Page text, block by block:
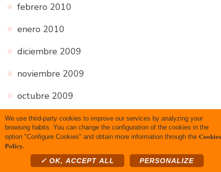
febrero 2010
enero 2010
diciembre 2009
noviembre 2009
octubre 2009
septiembre 2009
agosto 2009
We use third-party cookies to improve our services by analyzing your
browsing habits. You can change the configuration of the cookies in the
option "Configure Cookies" and obtain more information through the Cookies
Policy.
✓ OK, ACCEPT ALL PERSONALIZE